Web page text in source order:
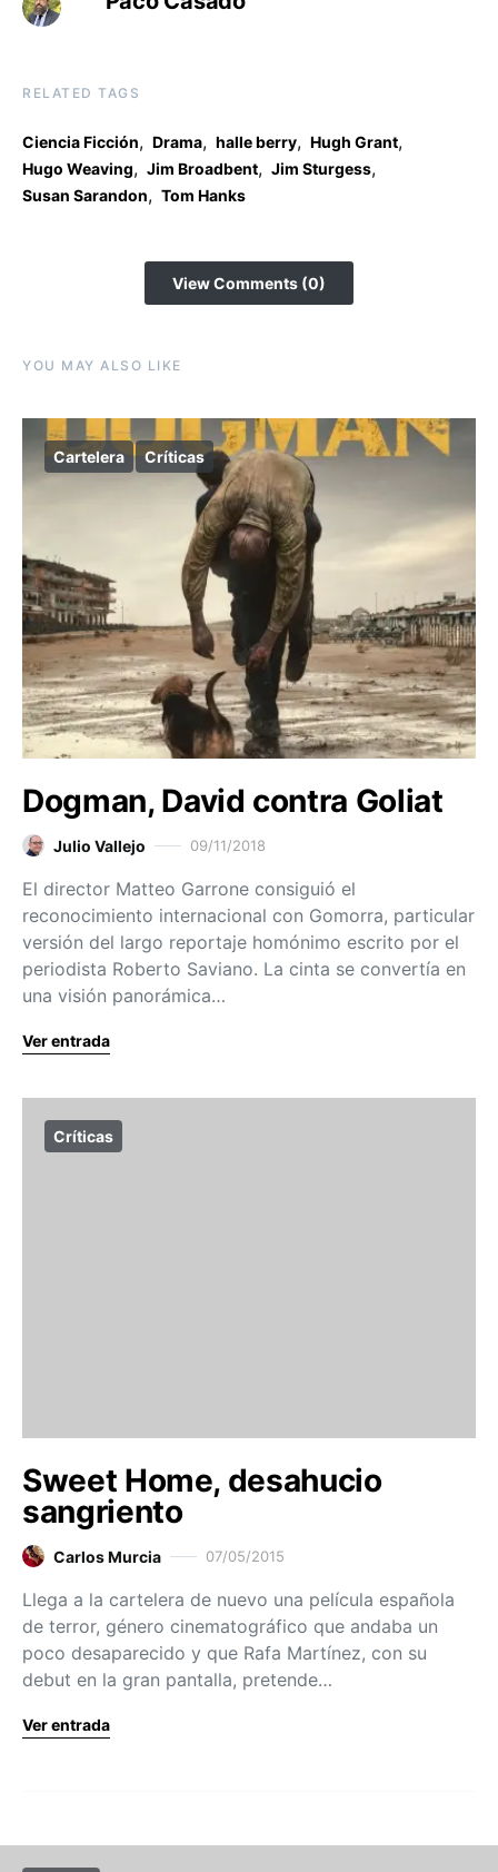
RELATED TAGS
Ciencia Ficción, Drama, halle berry, Hugh Grant,
Hugo Weaving, Jim Broadbent, Jim Sturgess,
Susan Sarandon, Tom Hanks
View Comments (0)
YOU MAY ALSO LIKE
Cartelera Críticas
Dogman, David contra Goliat
Julio Vallejo 09/11/2018
El director Matteo Garrone consiguió el
reconocimiento internacional con Gomorra, particular
versión del largo reportaje homónimo escrito por el
periodista Roberto Saviano. La cinta se convertía en
una visión panorámica…
Ver entrada
Críticas
Sweet Home, desahucio
sangriento
Carlos Murcia 07/05/2015
Llega a la cartelera de nuevo una película española
de terror, género cinematográfico que andaba un
poco desaparecido y que Rafa Martínez, con su
debut en la gran pantalla, pretende…
Ver entrada